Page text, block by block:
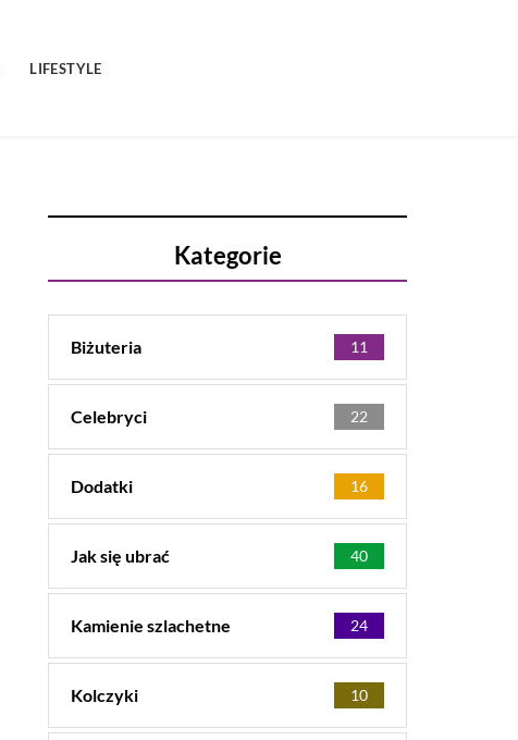
LIFESTYLE
Kategorie
Biżuteria 11
Celebryci 22
Dodatki 16
Jak się ubrać 40
Kamienie szlachetne 24
Kolczyki 10